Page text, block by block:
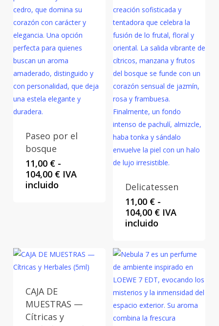
Paseo por el
bosque
11,00 € -
104,00 €Rango
IVA
incluido
Delicatessen
11,00 € -
104,00 €Rango
11,00 €
hasta
104,00 €
IVA
incluido
CAJA DE
MUESTRAS —
Cítricas y